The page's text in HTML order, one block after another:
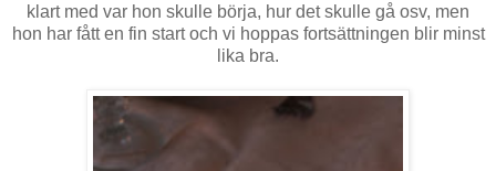
klart med var hon skulle börja, hur det skulle gå osv, men
hon har fått en fin start och vi hoppas fortsättningen blir minst
lika bra.